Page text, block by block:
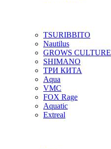
TSURIBBITO
Nautilus
GROWS CULTURE
SHIMANO
ТРИ КИТА
Aqua
VMC
FOX Rage
Aquatic
Extreal